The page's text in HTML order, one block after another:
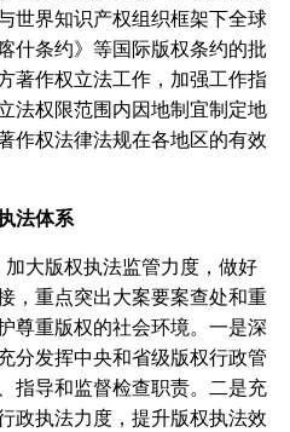
冬奥版权保护工作取得阶段性成效 北京快判首例制售盗版冰墩墩、雪容融案 嫌疑人获刑一年 [2022-02-16]
[2016-07-01]
世界知识产权组织框架下全球
什条约》等国际版权条约的批
著作权立法工作，加强工作指
法权限范围内因地制宜制定地
作权法律法规在各地区的有效
法体系
大版权执法监管力度，做好
，重点突出大案要案查处和重
尊重版权的社会环境。一是深
分发挥中央和省级版权行政管
指导和监督检查职责。二是充
政执法力度，提升版权执法效